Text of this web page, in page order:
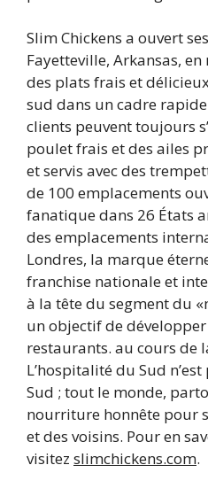
Slim Chickens a ouvert
Fayetteville, Arkansas,
des plats frais et
sud dans un cadre
clients peuvent toujours
poulet frais et des ailes
et servis avec des
de 100 emplacements
fanatique dans 26 États
des emplacements
Londres, la marque
franchise nationale et
à la tête du segment du
un objectif de
restaurants. au cours de
L’hospitalité du Sud
Sud ; tout le monde,
nourriture honnête pour
et des voisins. Pour en
visitez slimchickens.com.